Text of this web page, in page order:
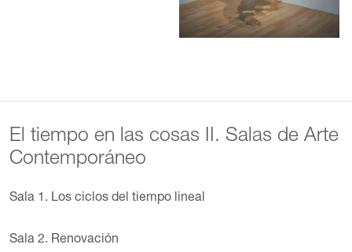
El tiempo en las cosas II. Salas de Arte
Contemporáneo
Sala 1. Los ciclos del tiempo lineal
Sala 2. Renovación